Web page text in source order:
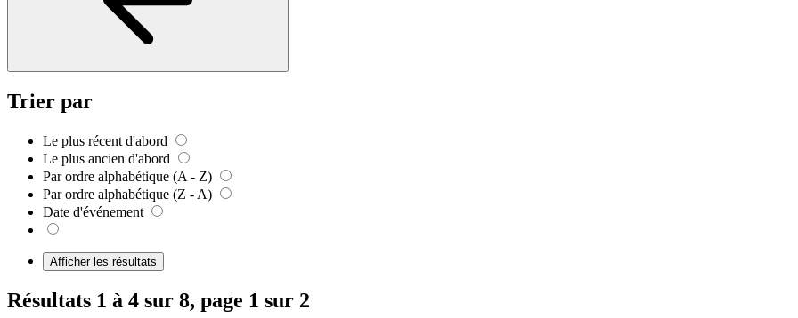
Trier par
Le plus récent d'abord
Le plus ancien d'abord
Par ordre alphabétique (A - Z)
Par ordre alphabétique (Z - A)
Date d'événement
Afficher les résultats
Résultats 1 à 4 sur 8, page 1 sur 2